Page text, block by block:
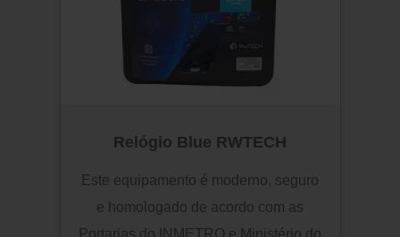
Relógio Blue RWTECH
Este equipamento é moderno, seguro
e homologado de acordo com as